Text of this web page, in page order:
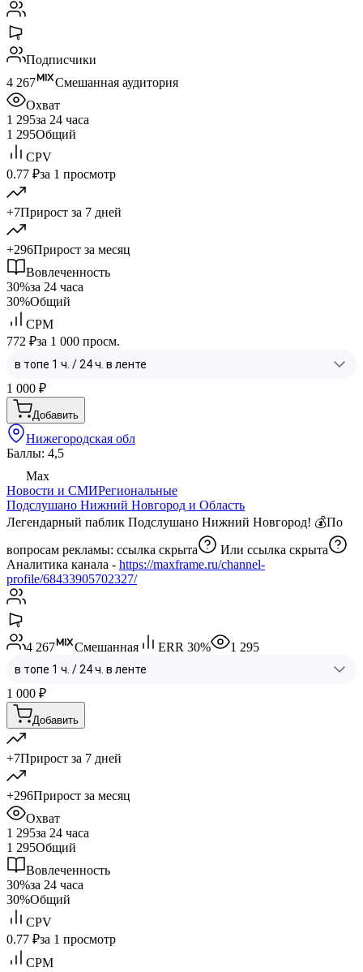
Подписчики
4 267
Смешанная аудитория
Охват
1 295за 24 часа
1 295Общий
CPV
0.77 ₽за 1 просмотр
+7Прирост за 7 дней
+296Прирост за месяц
Вовлеченность
30%за 24 часа
30%Общий
CPM
772 ₽за 1 000 просм.
1 000 ₽
Добавить
Нижегородская обл
Баллы: 4,5
Max
Новости и СМИРегиональные
Подслушано Нижний Новгород и Область
Легендарный паблик Подслушано Нижний Новгород! 💰По
вопросам рекламы: ссылка скрыта Или ссылка скрыта
Аналитика канала - https://maxframe.ru/channel-
profile/68433905702327/
4 267 Смешанная ERR 30% 1 295
1 000 ₽
Добавить
+7Прирост за 7 дней
+296Прирост за месяц
Охват
1 295за 24 часа
1 295Общий
Вовлеченность
30%за 24 часа
30%Общий
CPV
0.77 ₽за 1 просмотр
CPM